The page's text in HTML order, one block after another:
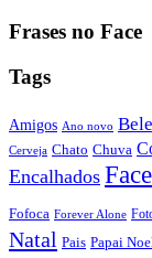
Frases no Face
Tags
Amigos Ano novo
Cerveja Chato Chuva
Encalhados
Fofoca Forever Alone
Natal Pais Papai